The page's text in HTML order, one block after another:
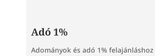
Adó 1%
Adományok és adó 1% felajánláshoz